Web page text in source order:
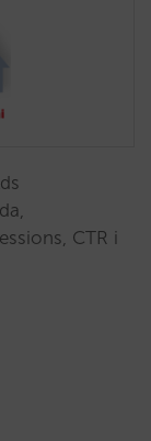
CTR i